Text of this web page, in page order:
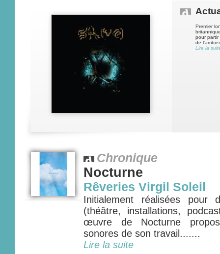
Premier
pour partir
de
Lire la
Chronique
Nocturne
Rêveries Virgil Soleil
Initialement réalisées pour
(théâtre, installations,
œuvre de Nocturne
sonores de son travail.......
Lire la suite